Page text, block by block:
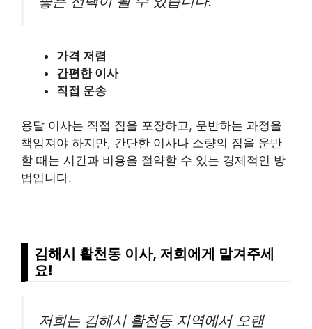
가격 저렴
간편한 이사
직접 운송
용달 이사는 직접 짐을 포장하고, 운반하는 과정을
책임져야 하지만, 간단한 이사나 소량의 짐을 운반
할 때는 시간과 비용을 절약할 수 있는 경제적인 방
법입니다.
김해시 활천동 이사, 저희에게 맡겨주세
요!
저희는 김해시 활천동 지역에서 오랜